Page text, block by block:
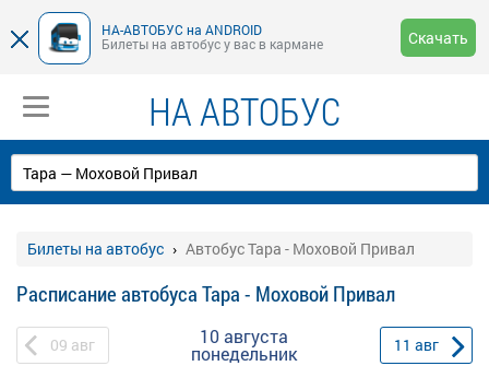
НА-АВТОБУС на ANDROID
Билеты на автобус у вас в кармане
Скачать
НА АВТОБУС
Билеты на автобус Автобус Тара - Моховой Привал
Расписание автобуса Тара - Моховой Привал
09 авг 10 августа
понедельник 11 авг